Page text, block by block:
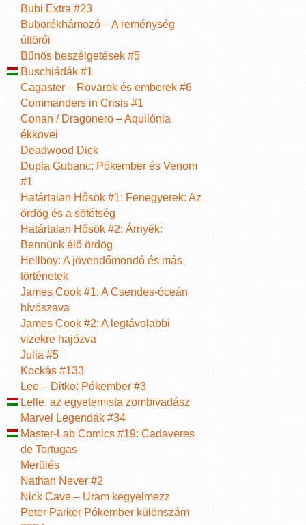
Bubi Extra #23
Buborékhámozó – A reménység
úttörői
Bűnös beszélgetések #5
Buschiádák #1
Cagaster – Rovarok és emberek #6
Commanders in Crisis #1
Conan / Dragonero – Aquilónia
ékkövei
Deadwood Dick
Dupla Gubanc: Pókember és Venom
#1
Határtalan Hősök #1: Fenegyerek: Az
ördög és a sötétség
Határtalan Hősök #2: Árnyék:
Bennünk élő ördög
Hellboy: A jövendőmondó és más
történetek
James Cook #1: A Csendes-óceán
hívószava
James Cook #2: A legtávolabbi
vizekre hajózva
Julia #5
Kockás #133
Lee – Ditko: Pókember #3
Lelle, az egyetemista zombivadász
Marvel Legendák #34
Master-Lab Comics #19: Cadaveres
de Tortugas
Merülés
Nathan Never #2
Nick Cave – Uram kegyelmezz
Peter Parker Pókember különszám